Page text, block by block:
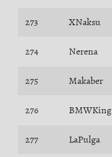
273 XNaksu
274 Nerena
275 Makaber
276 BMWKing
277 LaPulga